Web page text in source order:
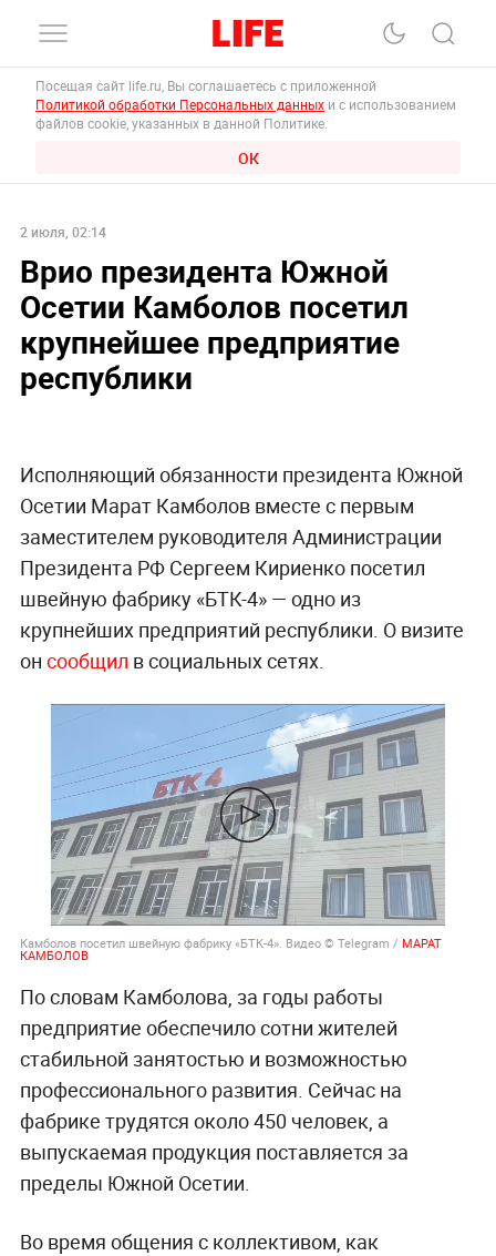
Посещая сайт life.ru, Вы соглашаетесь с приложенной
Политикой обработки Персональных данных и с использованием
файлов cookie, указанных в данной Политике.
ОК
2 июля, 02:14
Врио президента Южной
Осетии Камболов посетил
крупнейшее предприятие
республики
Исполняющий обязанности президента Южной
Осетии Марат Камболов вместе с первым
заместителем руководителя Администрации
Президента РФ Сергеем Кириенко посетил
швейную фабрику «БТК-4» — одно из
крупнейших предприятий республики. О визите
он сообщил в социальных сетях.
Камболов посетил швейную фабрику «БТК-4». Видео © Telegram / МАРАТ
КАМБОЛОВ
По словам Камболова, за годы работы
предприятие обеспечило сотни жителей
стабильной занятостью и возможностью
профессионального развития. Сейчас на
фабрике трудятся около 450 человек, а
выпускаемая продукция поставляется за
пределы Южной Осетии.
Во время общения с коллективом, как